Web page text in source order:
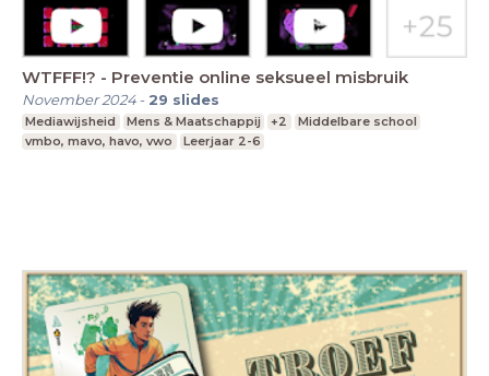
WTFFF!? - Preventie online seksueel misbruik
November 2024- 29 slides
Mediawijsheid Mens & Maatschappij +2
Middelbare school
vmbo, mavo, havo, vwo
Leerjaar 2-6